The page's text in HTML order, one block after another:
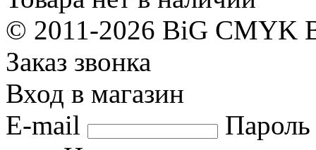
© 2011-2026 BiG CMYK
Заказ звонка
Вход в магазин
E-mail
Пароль